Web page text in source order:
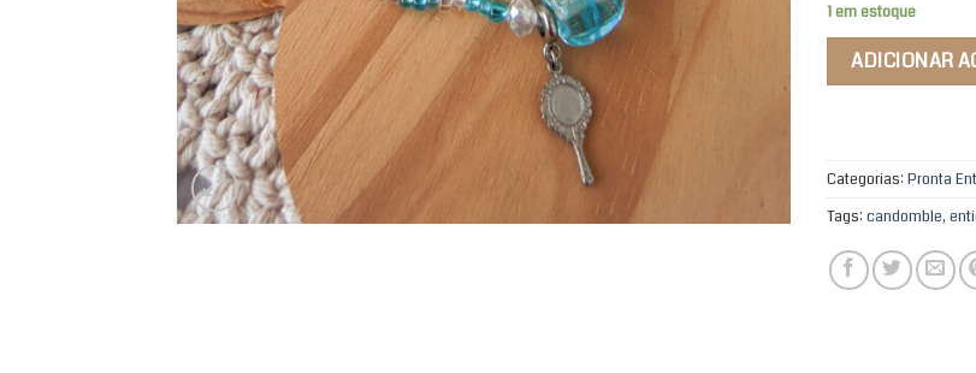
1 em estoque
ADICIONAR
Categorias: Pronta
Tags: candomble,